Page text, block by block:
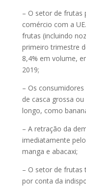
– O setor de frutas
comércio com a
frutas (incluindo
primeiro trimestre
8,4% em volume,
2019;
– Os
de casca grossa
longo, como
– A retração da
imediatamente
manga e abacaxi;
– O setor de frutas
por conta da